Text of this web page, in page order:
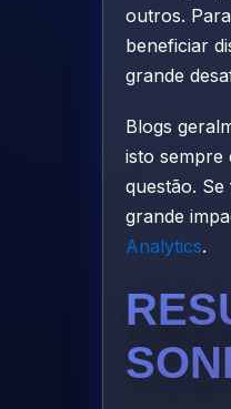
outros.
beneficiar
grande
Blogs
isto sempre
questão.
grande
Analytics.